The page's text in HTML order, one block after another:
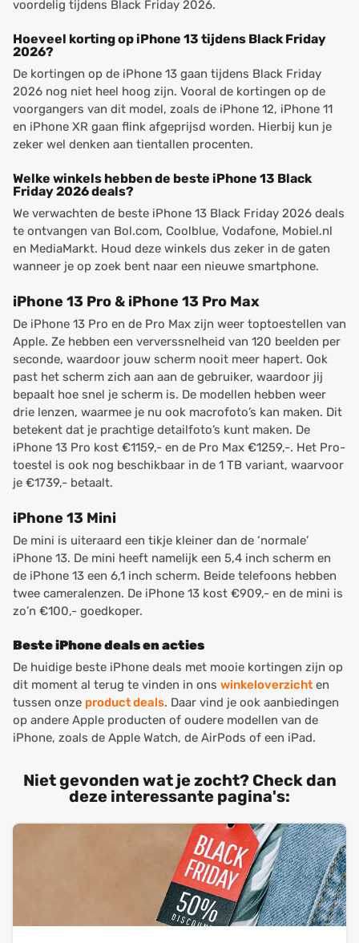
voordelig tijdens Black Friday 2026.
Hoeveel korting op iPhone 13 tijdens Black Friday
2026?
De kortingen op de iPhone 13 gaan tijdens Black Friday
2026 nog niet heel hoog zijn. Vooral de kortingen op de
voorgangers van dit model, zoals de iPhone 12, iPhone 11
en iPhone XR gaan flink afgeprijsd worden. Hierbij kun je
zeker wel denken aan tientallen procenten.
Welke winkels hebben de beste iPhone 13 Black
Friday 2026 deals?
We verwachten de beste iPhone 13 Black Friday 2026 deals
te ontvangen van Bol.com, Coolblue, Vodafone, Mobiel.nl
en MediaMarkt. Houd deze winkels dus zeker in de gaten
wanneer je op zoek bent naar een nieuwe smartphone.
iPhone 13 Pro & iPhone 13 Pro Max
De iPhone 13 Pro en de Pro Max zijn weer toptoestellen van
Apple. Ze hebben een ververssnelheid van 120 beelden per
seconde, waardoor jouw scherm nooit meer hapert. Ook
past het scherm zich aan aan de gebruiker, waardoor jij
bepaalt hoe snel je scherm is. De modellen hebben weer
drie lenzen, waarmee je nu ook macrofoto’s kan maken. Dit
betekent dat je prachtige detailfoto’s kunt maken. De
iPhone 13 Pro kost €1159,- en de Pro Max €1259,-. Het Pro-
toestel is ook nog beschikbaar in de 1 TB variant, waarvoor
je €1739,- betaalt.
iPhone 13 Mini
De mini is uiteraard een tikje kleiner dan de ‘normale’
iPhone 13. De mini heeft namelijk een 5,4 inch scherm en
de iPhone 13 een 6,1 inch scherm. Beide telefoons hebben
twee cameralenzen. De iPhone 13 kost €909,- en de mini is
zo’n €100,- goedkoper.
Beste iPhone deals en acties
De huidige beste iPhone deals met mooie kortingen zijn op
dit moment al terug te vinden in ons winkeloverzicht en
tussen onze product deals. Daar vind je ook aanbiedingen
op andere Apple producten of oudere modellen van de
iPhone, zoals de Apple Watch, de AirPods of een iPad.
Niet gevonden wat je zocht? Check dan
deze interessante pagina's: